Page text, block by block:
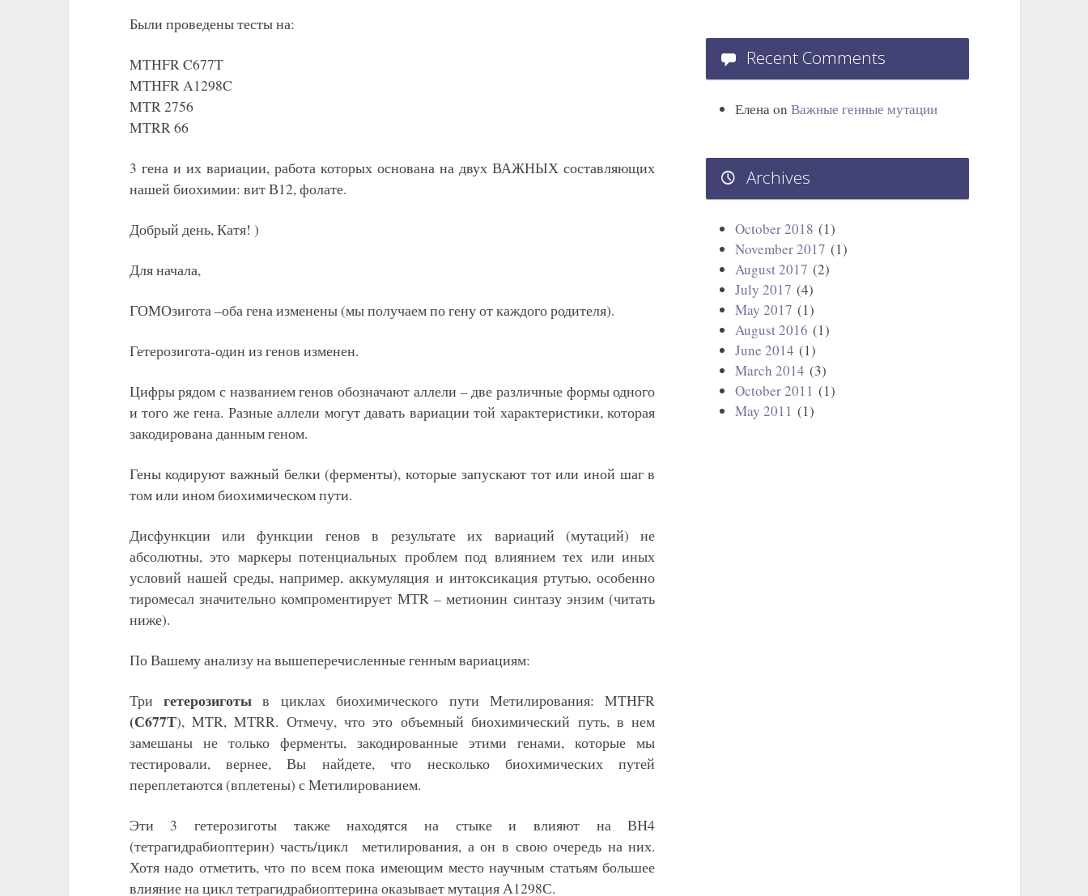
Были проведены тесты на:
MTHFR C677T
MTHFR A1298C
MTR 2756
MTRR 66
3 гена и их вариации, работа которых основана на двух ВАЖНЫХ составляющих
нашей биохимии: вит В12, фолате.
Добрый день, Катя! )
Для начала,
ГОМОзигота –оба гена изменены (мы получаем по гену от каждого родителя).
Гетерозигота-один из генов изменен.
Цифры рядом с названием генов обозначают аллели – две различные формы одного
и того же гена. Разные аллели могут давать вариации той характеристики, которая
закодирована данным геном.
Гены кодируют важный белки (ферменты), которые запускают тот или иной шаг в
том или ином биохимическом пути.
Дисфункции или функции генов в результате их вариаций (мутаций) не
абсолютны, это маркеры потенциальных проблем под влиянием тех или иных
условий нашей среды, например, аккумуляция и интоксикация ртутью, особенно
тиромесал значительно компроментирует МТR – метионин синтазу энзим (читать
ниже).
По Вашему анализу на вышеперечисленные генным вариациям:
Три гетерозиготыв циклах биохимического пути Метилирования: MTHFR
(С677Т), MTR, MТRR. Отмечу, что это объемный биохимический путь, в нем
замешаны не только ферменты, закодированные этими генами, которые мы
тестировали, вернее, Вы найдете, что несколько биохимических путей
переплетаются (вплетены) с Метилированием.
Эти 3 гетерозиготы также находятся на стыке и влияют на ВН4
(тетрагидрабиоптерин) часть/цикл метилирования, а он в свою очередь на них.
Хотя надо отметить, что по всем пока имеющим место научным статьям большее
влияние на цикл тетрагидрабиоптерина оказывает мутация А1298С.
Recent Comments
ЕленаonВажные генные мутации
Archives
October 2018 (1)
November 2017 (1)
August 2017 (2)
July 2017 (4)
May 2017 (1)
August 2016 (1)
June 2014 (1)
March 2014 (3)
October 2011 (1)
May 2011 (1)